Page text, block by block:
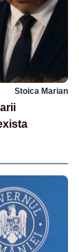
Stoica Marian